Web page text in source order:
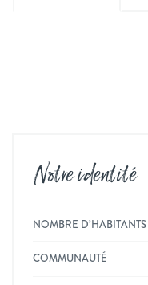
Notre identité
NOMBRE D’HABITANTS
COMMUNAUTÉ